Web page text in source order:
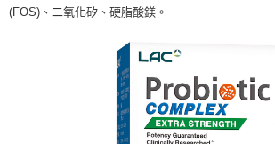
權轉讓予恩沛科技股份有限公司。
https://aftee.tw/terms/#terms3
３．未成年的使用者請事先徵得法定代理人或監護人
「AFTEE先享後付」，若未經同意申辦者引起之損失
４．使用「AFTEE先享後付」時，將依據個別帳號之
時審查核予不同之上限額度；若仍有額度不足之情形
請求用戶進行身份認證。
(FOS)、二氧化矽、硬脂酸鎂。